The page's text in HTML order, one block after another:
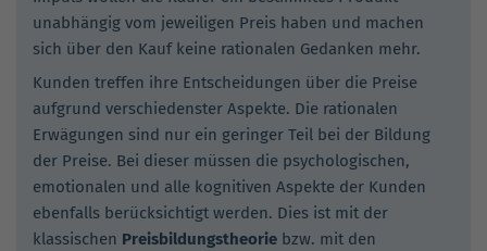
unabhängig vom jeweiligen Preis haben und machen
sich über den Kauf keine rationalen Gedanken mehr.
Kunden treffen ihre Entscheidungen über die Preise
aufgrund verschiedenster Aspekte. Die rationalen
Erwägungen sind nur ein geringer Teil bei der Bildung
der Preise. Bei dieser müssen die psychologischen,
emotionalen und alle kognitiven Aspekte der Kunden
ebenfalls berücksichtigt werden. Dies ist mit der
klassischen Preisbildungstheorie bzw. mit den